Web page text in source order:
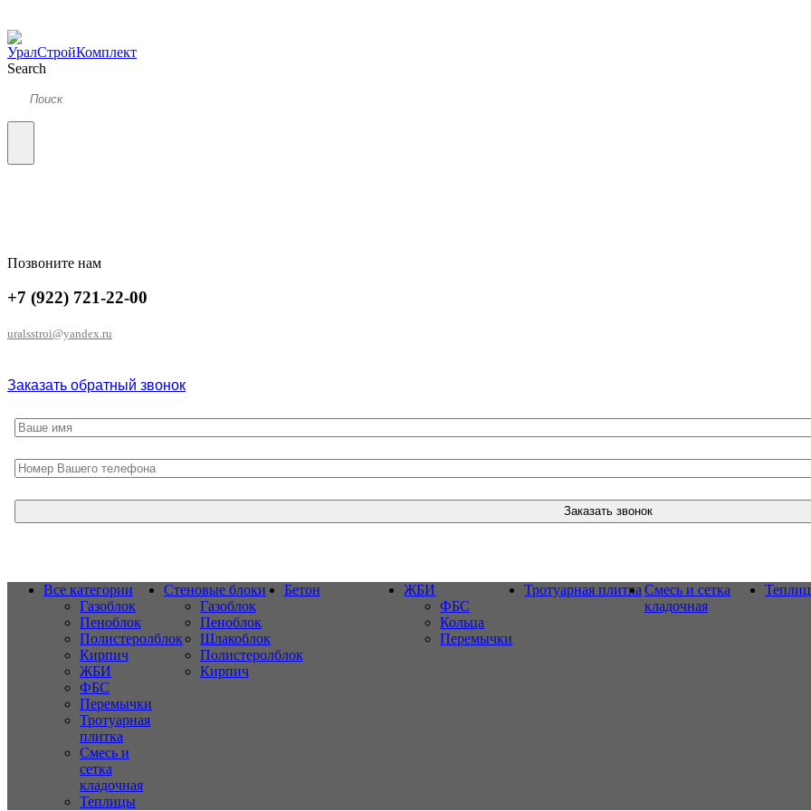
Search
Позвоните нам
+7 (922) 721-22-00
uralsstroi@yandex.ru
Заказать обратный звонок
Все категории
Газоблок
Пеноблок
Полистеролблок
Кирпич
ЖБИ
ФБС
Перемычки
Тротуарная
плитка
Смесь и
сетка
кладочная
Теплицы
Стеновые блоки
Газоблок
Пеноблок
Шлакоблок
Полистеролблок
Кирпич
Бетон
ЖБИ
ФБС
Кольца
Перемычки
Тротуарная плитка Смесь и сетка
кладочная